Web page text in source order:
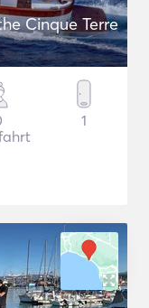
Cinque Terre
1